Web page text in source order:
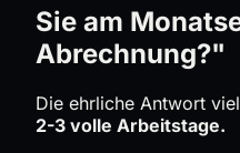
Sie am
Abrechnung?"
Die ehrliche Antwort
2-3 volle Arbeitstage.